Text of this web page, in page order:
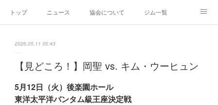
トップ ニュース 協会について ジム一覧
2026.05.11 05:43
【見どころ！】岡聖 vs. キム・ウーヒュン
5月12日（火）後楽園ホール
東洋太平洋バンタム級王座決定戦